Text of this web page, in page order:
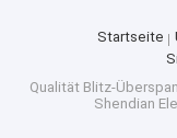
Startseite
Qualität Blitz-
Shendian